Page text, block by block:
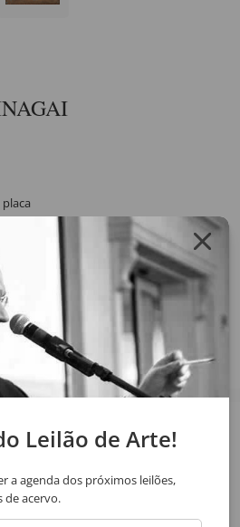
Leilão de Arte!
a agenda dos próximos leilões,
de acervo.